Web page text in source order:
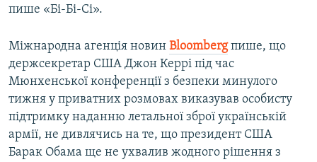
пише «Бі-Бі-Сі».
Міжнародна агенція новин Bloombergпише, що
держсекретар США Джон Керрі під час
Мюнхенської конференції з безпеки минулого
тижня у приватних розмовах виказував особисту
підтримку наданню летальної зброї українській
армії, не дивлячись на те, що президент США
Барак Обама ще не ухвалив жодного рішення з